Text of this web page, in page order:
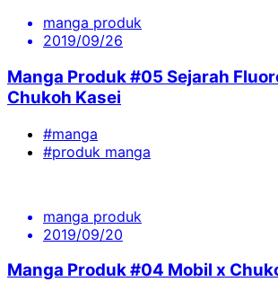
manga produk
2019/09/26
Manga Produk #05 Sejarah
Chukoh Kasei
#manga
#produk manga
manga produk
2019/09/20
Manga Produk #04 Mobil x